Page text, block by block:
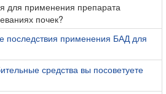
для применения препарата
почек?
последствия применения БАД для
средства вы посоветуете